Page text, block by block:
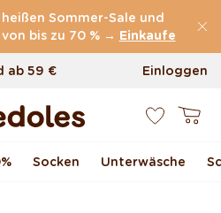
Sommer-Sale und
bis zu 70 % → Einkaufe
ab 59 € Einloggen
Socken Unterwäsche